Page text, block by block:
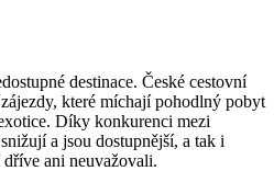
destinace. České cestovní
které míchají pohodlný pobyt
Díky konkurenci mezi
a jsou dostupnější, a tak i
ani neuvažovali.